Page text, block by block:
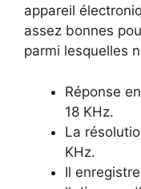
appareil
assez bonnes
parmi lesquelles
Réponse
18 KHz.
La
KHz.
Il